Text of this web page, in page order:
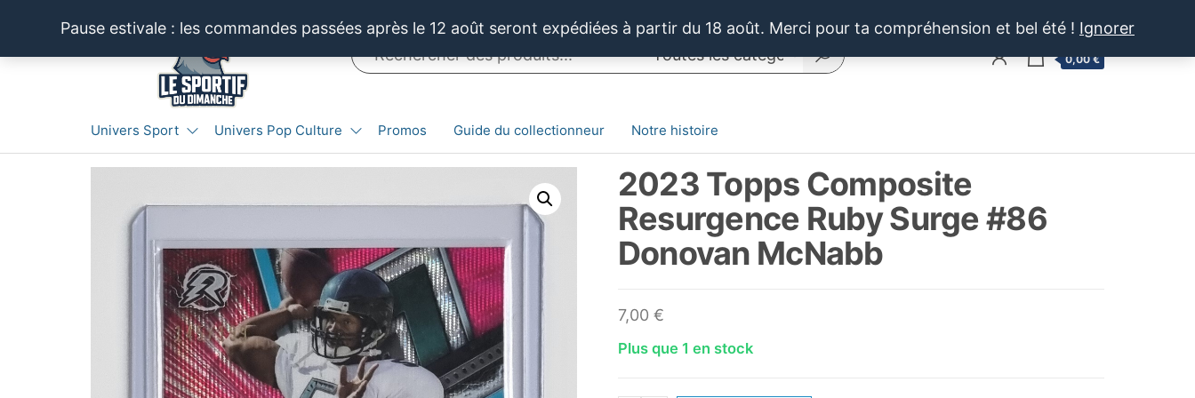
contenu
Pause estivale : les commandes passées après le 12 août seront expédiées à partir du 18 août. Merci pour ta compréhension et bel été ! Ignorer
LE SPORTIF
DU
et
produits
0,00 €
Univers Sport Univers Pop Culture Promos Guide du collectionneur Notre histoire
2023 Topps Composite
Resurgence Ruby Surge #86
Donovan McNabb
7,00 €
Plus que 1 en stock